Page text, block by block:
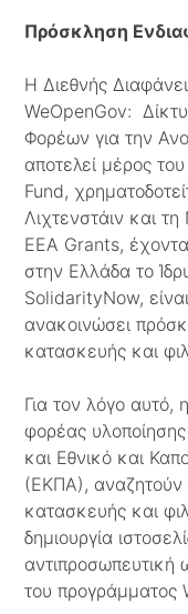
Πρόσκληση
Η Διεθνής
WeOpenGov:
Φορέων για την
αποτελεί μέρος
Fund,
Λιχτενστάιν και
EEA Grants,
στην Ελλάδα το
SolidarityNow,
ανακοινώσει
κατασκευής και
Για τον λόγο αυτό,
φορέας
και Εθνικό και
(ΕΚΠΑ), αναζητούν
κατασκευής και
δημιουργία
αντιπροσωπευτική
του προγράμματος